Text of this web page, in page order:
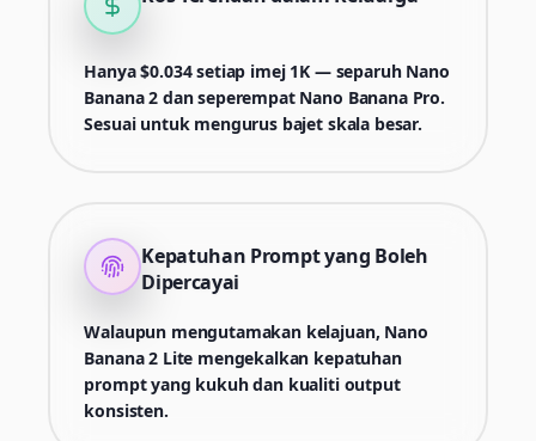
Hanya $0.034 setiap imej 1K — separuh Nano
Banana 2 dan seperempat Nano Banana Pro.
Sesuai untuk mengurus bajet skala besar.
Kepatuhan Prompt yang Boleh
Dipercayai
Walaupun mengutamakan kelajuan, Nano
Banana 2 Lite mengekalkan kepatuhan
prompt yang kukuh dan kualiti output
konsisten.